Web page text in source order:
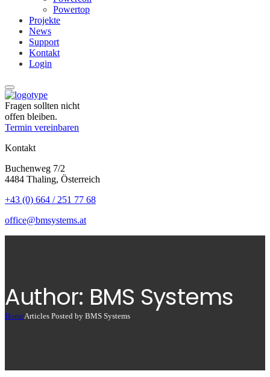
Powertop
Projekte
News
Support
Kontakt
Login
Fragen sollten nicht
offen bleiben.
Termin vereinbaren
Kontakt
Buchenweg 7/2
4484 Thaling, Österreich
+43 (0) 664 / 251 77 68
office@bmsystems.at
Author: BMS Systems
HomeArticles Posted by BMS Systems